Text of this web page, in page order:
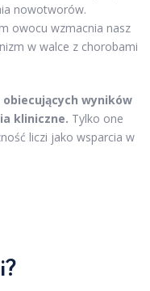
nowotworów.
owocu wzmacnia nasz
w walce z chorobami
wyników
kliniczne. Tylko one
liczi jako wsparcia w